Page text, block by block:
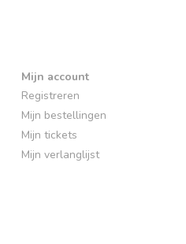
Mijn account
Registreren
Mijn bestellingen
Mijn tickets
Mijn verlanglijst